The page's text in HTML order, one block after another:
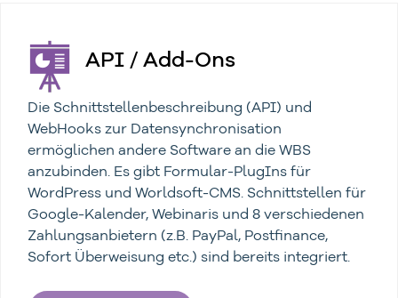
API / Add-Ons
Die Schnittstellenbeschreibung (API) und
WebHooks zur Datensynchronisation
ermöglichen andere Software an die WBS
anzubinden. Es gibt Formular-PlugIns für
WordPress und Worldsoft-CMS. Schnittstellen für
Google-Kalender, Webinaris und 8 verschiedenen
Zahlungsanbietern (z.B. PayPal, Postfinance,
Sofort Überweisung etc.) sind bereits integriert.